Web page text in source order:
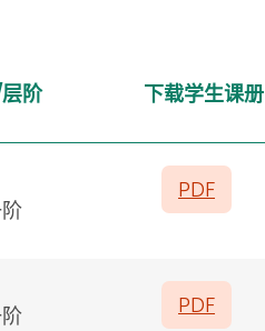
层阶 下载学生课册
PDF
PDF